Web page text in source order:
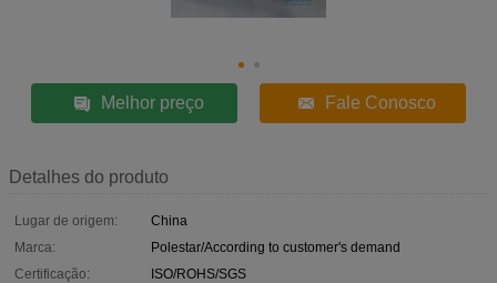
Melhor preço Fale Conosco
Detalhes do produto
Lugar de origem:
China
Marca:
Polestar/According to customer's demand
Certificação:
ISO/ROHS/SGS